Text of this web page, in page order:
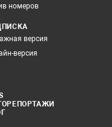
номеров
версия
версия